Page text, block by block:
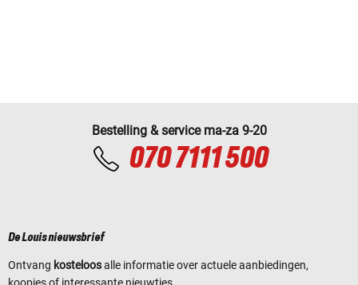
Bestelling & service ma-za 9-20
070 7111 500
De Louis nieuwsbrief
Ontvang kosteloosalle informatie over actuele aanbiedingen,
koopjes of interessante nieuwtjes.